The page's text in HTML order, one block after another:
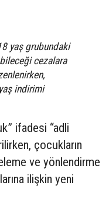
yaş grubundaki
cezalara
indirimi
ifadesi “adli
çocukların
ve yönlendirme
ilişkin yeni